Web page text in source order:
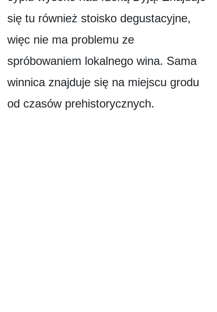
się tu również stoisko degustacyjne,
więc nie ma problemu ze
spróbowaniem lokalnego wina. Sama
winnica znajduje się na miejscu grodu
od czasów prehistorycznych.